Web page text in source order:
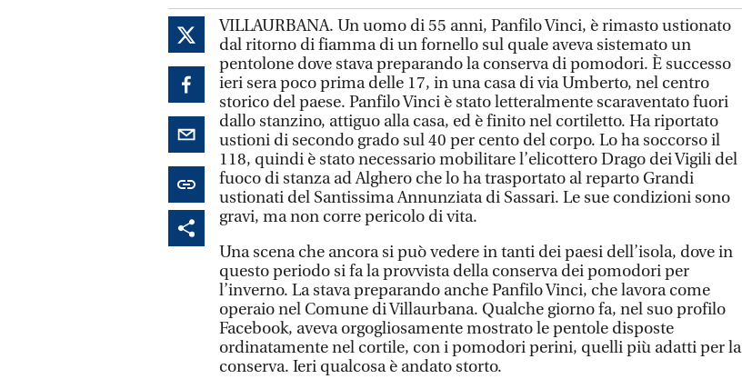
VILLAURBANA. Un uomo di 55 anni, Panfilo Vinci, è rimasto ustionato
dal ritorno di fiamma di un fornello sul quale aveva sistemato un
pentolone dove stava preparando la conserva di pomodori. È successo
ieri sera poco prima delle 17, in una casa di via Umberto, nel centro
storico del paese. Panfilo Vinci è stato letteralmente scaraventato fuori
dallo stanzino, attiguo alla casa, ed è finito nel cortiletto. Ha riportato
ustioni di secondo grado sul 40 per cento del corpo. Lo ha soccorso il
118, quindi è stato necessario mobilitare l’elicottero Drago dei Vigili del
fuoco di stanza ad Alghero che lo ha trasportato al reparto Grandi
ustionati del Santissima Annunziata di Sassari. Le sue condizioni sono
gravi, ma non corre pericolo di vita.
Una scena che ancora si può vedere in tanti dei paesi dell’isola, dove in
questo periodo si fa la provvista della conserva dei pomodori per
l’inverno. La stava preparando anche Panfilo Vinci, che lavora come
operaio nel Comune di Villaurbana. Qualche giorno fa, nel suo profilo
Facebook, aveva orgogliosamente mostrato le pentole disposte
ordinatamente nel cortile, con i pomodori perini, quelli più adatti per la
conserva. Ieri qualcosa è andato storto.